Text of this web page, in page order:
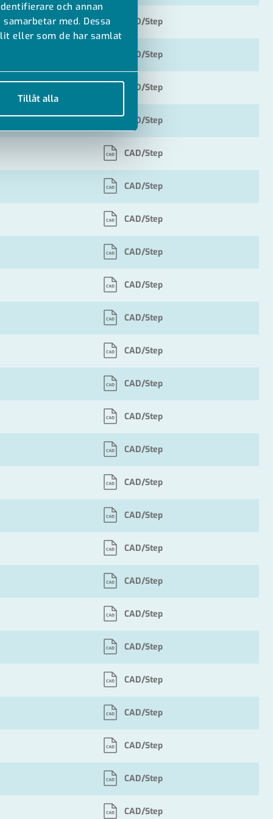
och annan
med. Dessa
eller som de har samlat
Tillåt alla
CAD/Step
CAD/Step
CAD/Step
CAD/Step
CAD/Step
CAD/Step
CAD/Step
CAD/Step
CAD/Step
CAD/Step
CAD/Step
CAD/Step
CAD/Step
CAD/Step
CAD/Step
CAD/Step
CAD/Step
CAD/Step
CAD/Step
CAD/Step
CAD/Step
CAD/Step
CAD/Step
CAD/Step
CAD/Step